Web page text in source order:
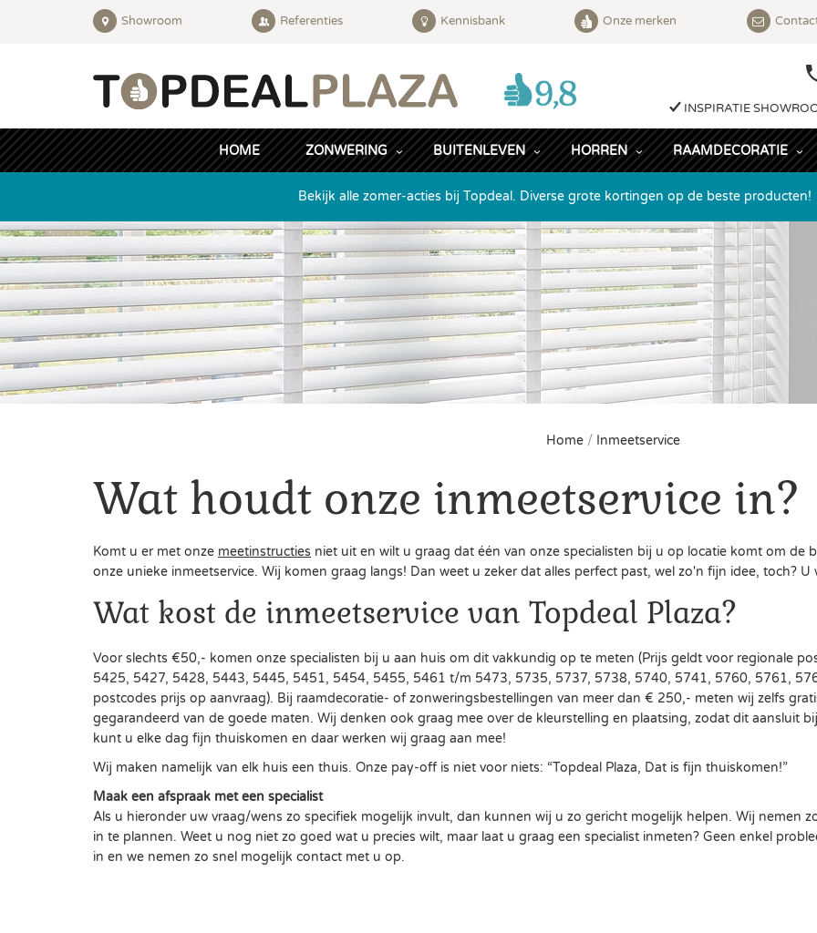
Showroom Referenties Kennisbank Onze merken
INSPIRATIE
HOME ZONWERING BUITENLEVEN HORREN RAAMDECORATIE
Bekijk alle zomer-acties bij Topdeal. Diverse grote kortingen op de beste producten!
Home / Inmeetservice
Wat houdt onze inmeetservice in?
Komt u er met onze meetinstructies niet uit en wilt u graag dat één van onze specialisten bij u op locatie komt om de
onze unieke inmeetservice. Wij komen graag langs! Dan weet u zeker dat alles perfect past, wel zo'n fijn idee, toch?
Wat kost de inmeetservice van Topdeal Plaza?
Voor slechts €50,- komen onze specialisten bij u aan huis om dit vakkundig op te meten (Prijs geldt voor regionale
5425, 5427, 5428, 5443, 5445, 5451, 5454, 5455, 5461 t/m 5473, 5735, 5737, 5738, 5740, 5741, 5760, 5761,
postcodes prijs op aanvraag). Bij raamdecoratie- of zonweringsbestellingen van meer dan € 250,- meten wij zelfs
gegarandeerd van de goede maten. Wij denken ook graag mee over de kleurstelling en plaatsing, zodat dit aansluit
kunt u elke dag fijn thuiskomen en daar werken wij graag aan mee!
Wij maken namelijk van elk huis een thuis. Onze pay-off is niet voor niets: “Topdeal Plaza, Dat is fijn thuiskomen!”
Maak een afspraak met een specialist
Als u hieronder uw vraag/wens zo specifiek mogelijk invult, dan kunnen wij u zo gericht mogelijk helpen. Wij nemen
in te plannen. Weet u nog niet zo goed wat u precies wilt, maar laat u graag een specialist inmeten? Geen enkel
in en we nemen zo snel mogelijk contact met u op.